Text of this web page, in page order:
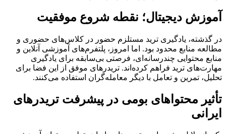
آموزش دیجیتال؛ نقطه شروع موفقیت
در گذشته، یادگیری ترید مستلزم حضور در کلاس‌های حضوری و
مطالعه منابع محدود بود. اما امروز، پلتفرم‌های آموزشی آنلاین و
منابع محتوایی چندرسانه‌ای، فرصتی بی‌سابقه برای یادگیری
مهارت‌های ترید فراهم کرده‌اند. تریدرهای موفق از این فضا برای
تحلیل، تمرین و تعامل با دیگر معامله‌گران استفاده می‌کنند.
تأثیر محتواهای بومی در پیشرفت تریدرهای
ایرانی